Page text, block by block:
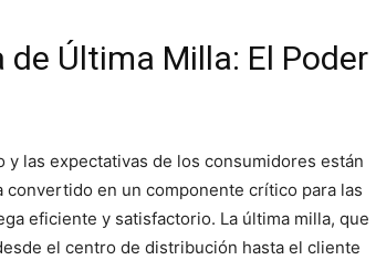
Última Milla: El Poder
las expectativas de los consumidores están
en un componente crítico para las
eficiente y satisfactorio. La última milla, que
el centro de distribución hasta el cliente